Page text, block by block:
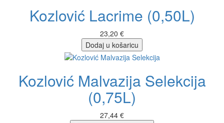
Kozlović Lacrime (0,50L)
23,20 €
Dodaj u košaricu
Kozlović Malvazija Selekcija
(0,75L)
27,44 €